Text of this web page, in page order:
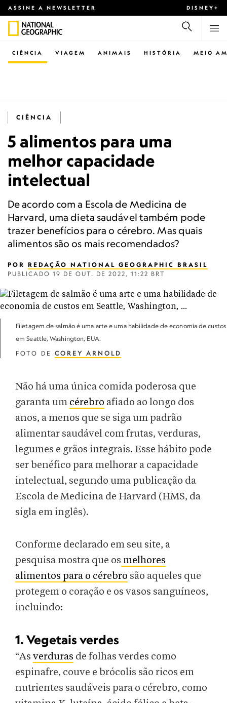
ASSINE A NEWSLETTER DISNEY+
CIÊNCIA VIAGEM ANIMAIS HISTÓRIA MEIO
CIÊNCIA
5 alimentos para uma
melhor capacidade
intelectual
De acordo com a Escola de Medicina de
Harvard, uma dieta saudável também pode
trazer benefícios para o cérebro. Mas quais
alimentos são os mais recomendados?
POR REDAÇÃO NATIONAL GEOGRAPHIC BRASIL
PUBLICADO 19 DE OUT. DE 2022, 11:22 BRT
Filetagem de salmão é uma arte e uma habilidade de economia de custos
em Seattle, Washington, EUA.
FOTO DE COREY ARNOLD
Não há uma única comida poderosa que
garanta um cérebro afiado ao longo dos
anos, a menos que se siga um padrão
alimentar saudável com frutas, verduras,
legumes e grãos integrais. Esse hábito pode
ser benéfico para melhorar a capacidade
intelectual, segundo uma publicação da
Escola de Medicina de Harvard (HMS, da
sigla em inglês).
Conforme declarado em seu site, a
pesquisa mostra que os melhores
alimentos para o cérebro são aqueles que
protegem o coração e os vasos sanguíneos,
incluindo:
1. Vegetais verdes
“As verduras de folhas verdes como
espinafre, couve e brócolis são ricos em
nutrientes saudáveis ​​para o cérebro, como